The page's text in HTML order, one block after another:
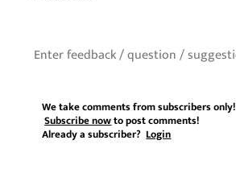
We take comments from subscribers only!
Subscribe nowto post comments!
Already a subscriber?Login